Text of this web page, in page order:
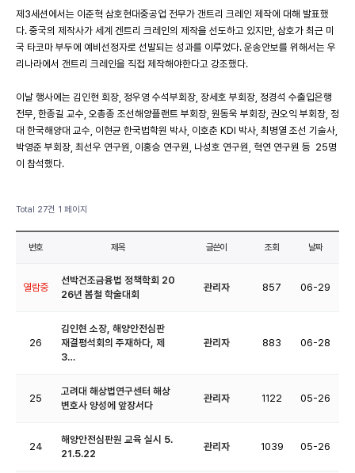
제3세션에서는 이준혁 삼호현대중공업 전무가 갠트리 크레인 제작에 대해 발표했
다. 중국의 제작사가 세계 겐트리 크레인의 제작을 선도하고 있지만, 삼호가 최근 미
국 타코마 부두에 예비선정자로 선발되는 성과를 이루었다. 운송안보를 위해서는 우
리나라에서 갠트리 크레인을 직접 제작해야한다고 강조했다.
이날 행사에는 김인현 회장, 정우영 수석부회장, 장세호 부회장, 정경석 수출입은행
전무, 한종길 교수, 오총종 조선해양플랜트 부회장, 원동욱 부회장, 권오익 부회장, 정
대 한국해양대 교수, 이현균 한국법학원 박사, 이호춘 KDI 박사, 최병열 조선 기술사,
박영준 부회장, 최선우 연구원, 이홍승 연구원, 나성호 연구원, 혁연 연구원 등 25명
이 참석했다.
Total 27건 1 페이지
번호 제목 글쓴이 조회 날짜
열람중
선박건조금융법 정책학회 20
26년 봄철 학술대회
관리자 857 06-29
26
김인현 소장, 해양안전심판
재결평석회의 주재하다, 제
3…
관리자 883 06-28
25
고려대 해상법연구센터 해상
변호사 양성에 앞장서다
관리자 1122 05-26
24
해양안전심판원 교육 실시 5.
21.5.22
관리자 1039 05-26